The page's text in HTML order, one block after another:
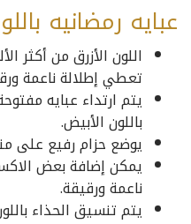
عبايه رمضانيه
اللون الأزرق من أكثر
تعطي إطلالة ناعمة
يتم ارتداء عبايه
باللون الأبيض.
يوضع حزام رفيع على
يمكن إضافة بعض
ناعمة ورقيقة.
يتم تنسيق الحذاء